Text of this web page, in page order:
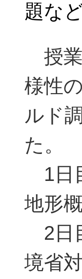
題な
授業
様性
ルド
た。
1日
地形
2日
境省